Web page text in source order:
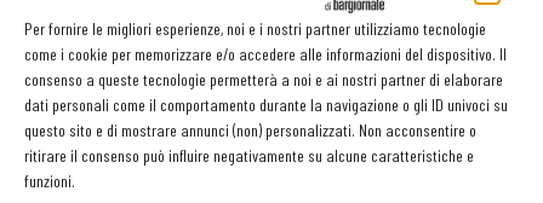
Per fornire le migliori esperienze, noi e i nostri partner utilizziamo tecnologie
come i cookie per memorizzare e/o accedere alle informazioni del dispositivo. Il
consenso a queste tecnologie permetterà a noi e ai nostri partner di elaborare
dati personali come il comportamento durante la navigazione o gli ID univoci su
questo sito e di mostrare annunci (non) personalizzati. Non acconsentire o
ritirare il consenso può influire negativamente su alcune caratteristiche e
funzioni.
verdi in guazzetto di pesci del lago di Como al lavarello alla
plancia, erbe aromatiche, zucchine.
Foto in apertura: Andrea Berton (a destra) con l'executive chef
Raffaele Lenzi